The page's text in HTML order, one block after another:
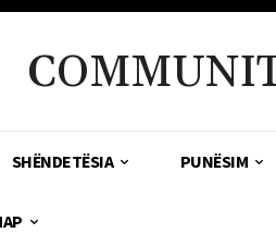
SHËNDETËSIA PUNËSIM